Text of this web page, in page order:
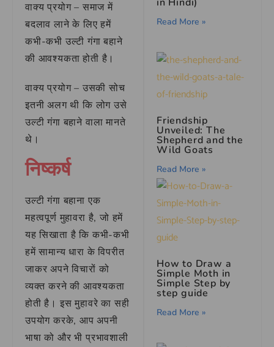
वाक्य प्रयोग – समाज में
बदलाव लाने के लिए हमें
कभी-कभी उल्टी गंगा बहाने
की आवश्यकता होती है।
वाक्य प्रयोग – उसकी सोच
इतनी अलग थी कि लोग उसे
उल्टी गंगा बहाने वाला मानते
थे।
निष्कर्ष
उल्टी गंगा बहाना एक
महत्वपूर्ण मुहावरा है, जो हमें
यह सिखाता है कि कभी-कभी
हमें सामान्य धारा के विपरीत
जाकर अपने विचारों को
व्यक्त करने की आवश्यकता
होती है। इस मुहावरे का सही
उपयोग करके, आप अपनी
भाषा को और भी प्रभावशाली
Read More »
Friendship
Unveiled: The
Shepherd and the
Wild Goats
Read More »
How to Draw a
Simple Moth in
Simple Step by
step guide
Read More »